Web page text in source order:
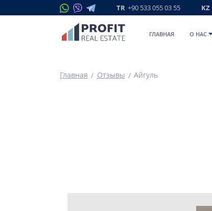
TR +90 533 055 03 55 KZ
ГЛАВНАЯ O НАС
Главная Отзывы Айгуль